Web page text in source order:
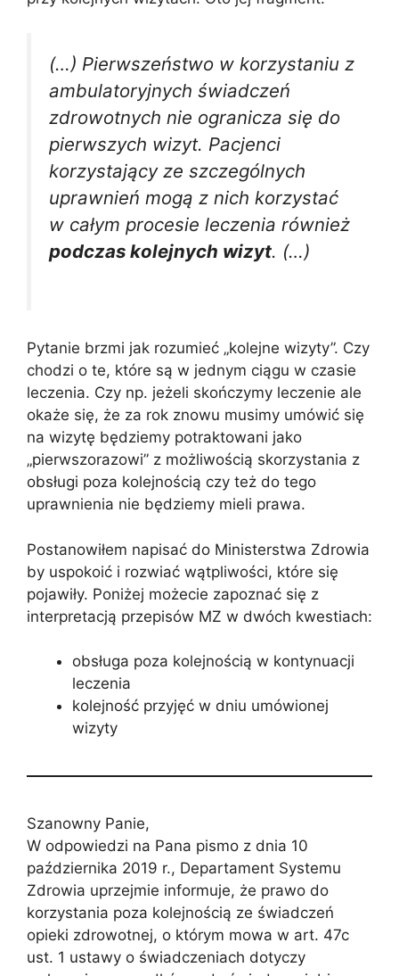
(…) Pierwszeństwo w korzystaniu z
ambulatoryjnych świadczeń
zdrowotnych nie ogranicza się do
pierwszych wizyt. Pacjenci
korzystający ze szczególnych
uprawnień mogą z nich korzystać
w całym procesie leczenia również
podczas kolejnych wizyt. (…)
Pytanie brzmi jak rozumieć „kolejne wizyty”. Czy
chodzi o te, które są w jednym ciągu w czasie
leczenia. Czy np. jeżeli skończymy leczenie ale
okaże się, że za rok znowu musimy umówić się
na wizytę będziemy potraktowani jako
„pierwszorazowi” z możliwością skorzystania z
obsługi poza kolejnością czy też do tego
uprawnienia nie będziemy mieli prawa.
Postanowiłem napisać do Ministerstwa Zdrowia
by uspokoić i rozwiać wątpliwości, które się
pojawiły. Poniżej możecie zapoznać się z
interpretacją przepisów MZ w dwóch kwestiach:
obsługa poza kolejnością w kontynuacji
leczenia
kolejność przyjęć w dniu umówionej
wizyty
Szanowny Panie,
W odpowiedzi na Pana pismo z dnia 10
października 2019 r., Departament Systemu
Zdrowia uprzejmie informuje, że prawo do
korzystania poza kolejnością ze świadczeń
opieki zdrowotnej, o którym mowa w art. 47c
ust. 1 ustawy o świadczeniach dotyczy